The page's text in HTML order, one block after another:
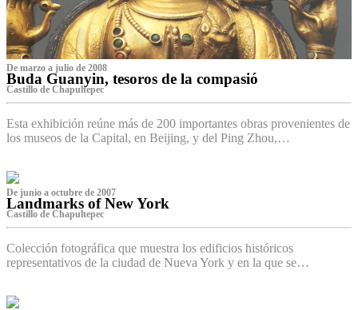
De marzo a julio de 2008
Buda Guanyin, tesoros de la compasió
Castillo de Chapultepec
Esta exhibición reúne más de 200 importantes obras provenientes de
los museos de la Capital, en Beijing, y del Ping Zhou,…
De junio a octubre de 2007
Landmarks of New York
Castillo de Chapultepec
Colección fotográfica que muestra los edificios históricos
representativos de la ciudad de Nueva York y en la que se…